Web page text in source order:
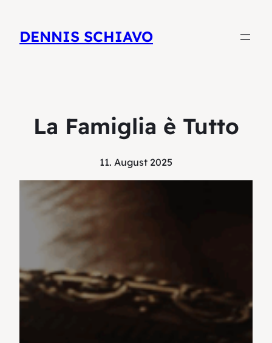
DENNIS SCHIAVO
La Famiglia è Tutto
11. August 2025